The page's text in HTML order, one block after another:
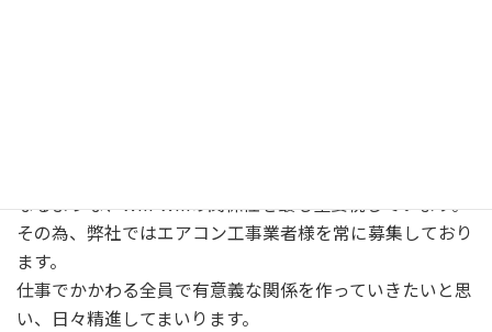
なるような、Win-Winの関係性を最も重要視しています。
その為、弊社ではエアコン工事業者様を常に募集しており
ます。
仕事でかかわる全員で有意義な関係を作っていきたいと思
い、日々精進してまいります。